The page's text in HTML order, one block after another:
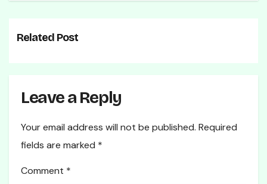
Related Post
Leave a Reply
Your email address will not be published. Required
fields are marked *
Comment *